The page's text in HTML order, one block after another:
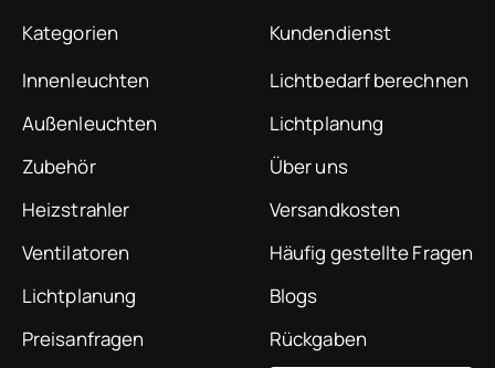
Kategorien
Innenleuchten
Außenleuchten
Zubehör
Heizstrahler
Ventilatoren
Lichtplanung
Preisanfragen
Kundendienst
Lichtbedarf berechnen
Lichtplanung
Über uns
Versandkosten
Häufig gestellte Fragen
Blogs
Rückgaben